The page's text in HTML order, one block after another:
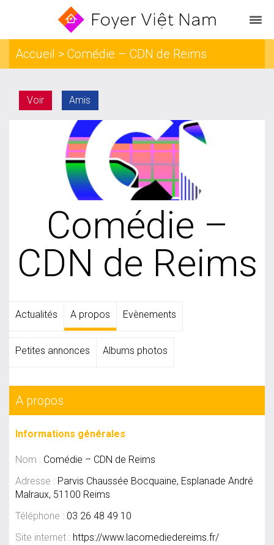
Accueil > Comédie – CDN de Reims
Voir Amis
Comédie –
CDN de Reims
Actualités A propos Evènements
Petites annonces Albums photos
A propos
Informations générales
Nom : Comédie – CDN de Reims
Adresse : Parvis Chaussée Bocquaine, Esplanade André
Malraux, 51100 Reims
Téléphone : 03 26 48 49 10
Site internet : https://www.lacomediedereims.fr/